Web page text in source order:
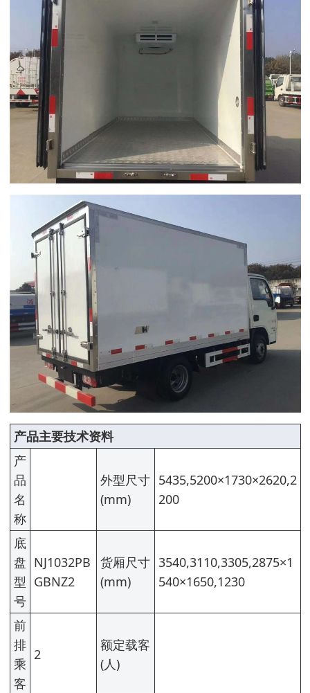
产品主要技术资料
产
品
名
称
外型尺寸
(mm)
5435,5200×1730×2620,2
200
底
盘
型
号
NJ1032PB
GBNZ2
货厢尺寸
(mm)
3540,3110,3305,2875×1
540×1650,1230
前
排
乘
客
2
额定载客
(人)